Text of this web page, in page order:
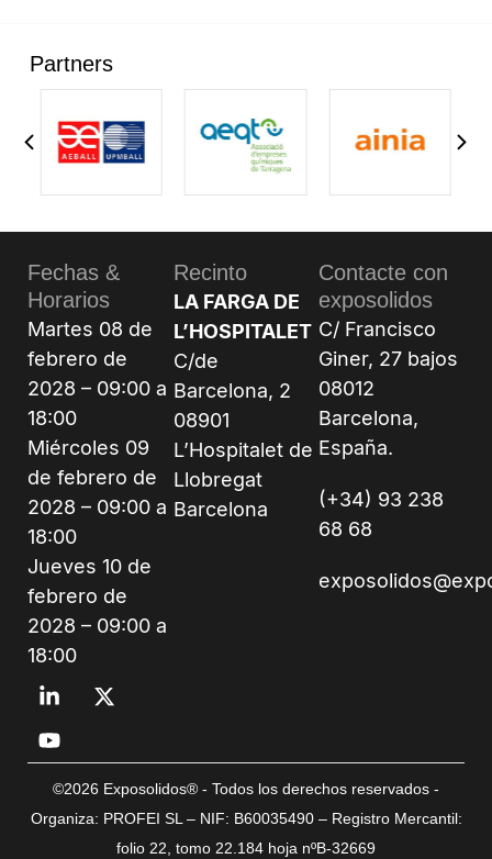
Partners
Fechas &
Horarios
Martes 08 de
febrero de
2028 – 09:00 a
18:00
Miércoles 09
de febrero de
2028 – 09:00 a
18:00
Jueves 10 de
febrero de
2028 – 09:00 a
18:00
Recinto
LA FARGA DE
L’HOSPITALET
C/de
Barcelona, 2
08901
L’Hospitalet de
Llobregat
Barcelona
Contacte con
exposolidos
C/ Francisco
Giner, 27 bajos
08012
Barcelona,
España.
(+34) 93 238
68 68
©2026 Exposolidos® - Todos los derechos reservados -
Organiza: PROFEI SL – NIF: B60035490 – Registro Mercantil:
folio 22, tomo 22.184 hoja nºB-32669